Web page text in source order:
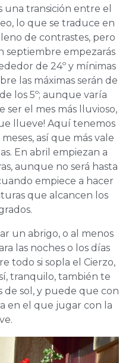
una transición entre el
lo que se traduce en
de contrastes, pero
septiembre empezarás
de 24º y mínimas
las máximas serán de
los 5º; aunque varía
ser el mes más lluvioso,
llueve! Aquí tenemos
así que más vale
En abril empiezan a
aunque no será hasta
empiece a hacer
que alcancen los
un abrigo, o al menos
las noches o los días
todo si sopla el Cierzo,
tranquilo, también te
de sol, y puede que con
en el que jugar con la